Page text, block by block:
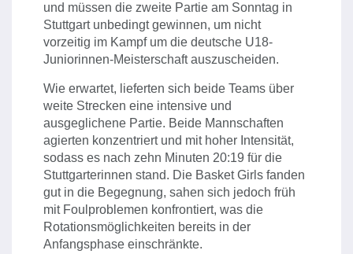
und müssen die zweite Partie am Sonntag in
Stuttgart unbedingt gewinnen, um nicht
vorzeitig im Kampf um die deutsche U18-
Juniorinnen-Meisterschaft auszuscheiden.
Wie erwartet, lieferten sich beide Teams über
weite Strecken eine intensive und
ausgeglichene Partie. Beide Mannschaften
agierten konzentriert und mit hoher Intensität,
sodass es nach zehn Minuten 20:19 für die
Stuttgarterinnen stand. Die Basket Girls fanden
gut in die Begegnung, sahen sich jedoch früh
mit Foulproblemen konfrontiert, was die
Rotationsmöglichkeiten bereits in der
Anfangsphase einschränkte.